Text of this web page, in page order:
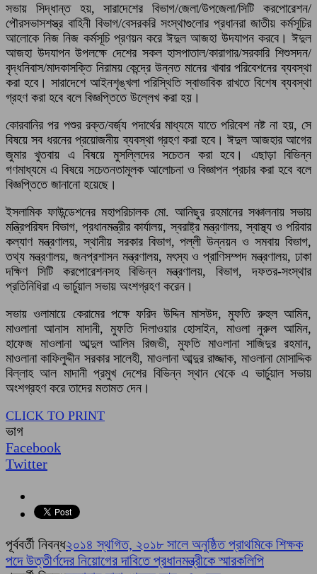
সভায় সিদ্ধান্ত হয়, সারাদেশের বিভাগ/জেলা/উপজেলা/সিটি করপোরেশন/
পৌরসভাসশস্ত্র বাহিনী বিভাগ/বেসরকরি সংস্থাগুলোর প্রধানরা জাতীয় কর্মসূচির
আলোকে নিজ নিজ কর্মসূচি প্রণয়ন করে ঈদুল আজহা উদযাপন করবে। ঈদুল
আজহা উদযাপন উপলক্ষে দেশের সকল হাসপাতাল/কারাগার/সরকারি শিশুসদন/
বৃদ্ধনিবাস/মাদকাসক্তি নিরাময় কেন্দ্রে উন্নত মানের খাবার পরিবেশনের ব্যবস্থা
করা হবে। সারাদেশে আইনশৃঙ্খলা পরিস্থিতি স্বাভাবিক রাখতে বিশেষ ব্যবস্থা
গ্রহণ করা হবে বলে বিজ্ঞপ্তিতে উল্লেখ করা হয়।
কোরবানির পর পশুর রক্ত/বর্জ্য পদার্থের মাধ্যমে যাতে পরিবেশ নষ্ট না হয়, সে
বিষয়ে সব ধরনের প্রয়োজনীয় ব্যবস্থা গ্রহণ করা হবে। ঈদুল আজহার আগের
জুমার খুতবায় এ বিষয়ে মুসল্লিদের সচেতন করা হবে। এছাড়া বিভিন্ন
গণমাধ্যমে এ বিষয়ে সচেতনতামূলক আলোচনা ও বিজ্ঞাপন প্রচার করা হবে বলে
বিজ্ঞপ্তিতে জানানো হয়েছে।
ইসলামিক ফাউন্ডেশনের মহাপরিচালক মো. আনিছুর রহমানের সঞ্চালনায় সভায়
মন্ত্রিপরিষদ বিভাগ, প্রধানমন্ত্রীর কার্যালয়, স্বরাষ্ট্র মন্ত্রণালয়, স্বাস্থ্য ও পরিবার
কল্যাণ মন্ত্রণালয়, স্থানীয় সরকার বিভাগ, পল্লী উন্নয়ন ও সমবায় বিভাগ,
তথ্য মন্ত্রণালয়, জনপ্রশাসন মন্ত্রণালয়, মৎস্য ও প্রাণিসম্পদ মন্ত্রণালয়, ঢাকা
দক্ষিণ সিটি করপোরেশনসহ বিভিন্ন মন্ত্রণালয়, বিভাগ, দফতর-সংস্থার
প্রতিনিধিরা এ ভার্চুয়াল সভায় অংশগ্রহণ করেন।
সভায় ওলামায়ে কেরামের পক্ষে ফরিদ উদ্দিন মাসউদ, মুফতি রুহুল আমিন,
মাওলানা আনাস মাদানী, মুফতি দিলাওয়ার হোসাইন, মাওলা নুরুল আমিন,
হাফেজ মাওলানা আব্দুল আলিম রিজভী, মুফতি মাওলানা সাজিদুর রহমান,
মাওলানা কাফিলুদ্দীন সরকার সালেহী, মাওলানা আব্দুর রাজ্জাক, মাওলানা মোসাদ্দিক
বিল্লাহ আল মাদানী প্রমুখ দেশের বিভিন্ন স্থান থেকে এ ভার্চুয়াল সভায়
অংশগ্রহণ করে তাদের মতামত দেন।
CLICK TO PRINT
ভাগ
Facebook
Twitter
পূর্ববর্তী নিবন্ধ২০১৪ স্থগিত, ২০১৮ সালে অনুষ্ঠিত প্রাথমিকে শিক্ষক
পদে উত্তীর্ণদের নিয়োগের দাবিতে প্রধানমন্ত্রীকে স্মারকলিপি